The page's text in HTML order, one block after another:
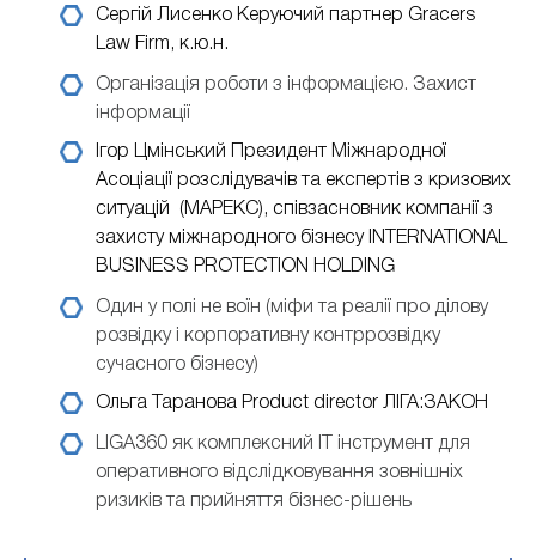
Сергій Лисенко Керуючий партнер Gracers
Law Firm, к.ю.н.
Організація роботи з інформацією. Захист
інформації
Ігор Цмінський
Президент Міжнародної
Асоціації розслідувачів та експертів з кризових
ситуацій (МАРЕКС), співзасновник компанії з
захисту міжнародного бізнесу INTERNATIONAL
BUSINESS PROTECTION HOLDING
Один у полі не воїн (міфи та реалії про ділову
розвідку і корпоративну контррозвідку
сучасного бізнесу)
Ольга Таранова Product director ЛІГА:ЗАКОН
LIGA360 як комплексний IT інструмент для
оперативного відслідковування зовнішніх
ризиків та прийняття бізнес-рішень